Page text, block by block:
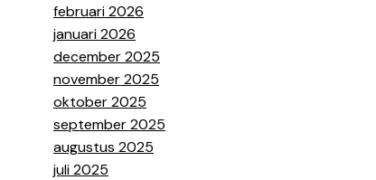
februari 2026
januari 2026
december 2025
november 2025
oktober 2025
september 2025
augustus 2025
juli 2025